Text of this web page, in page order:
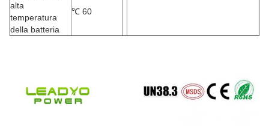
alta
temperatura
della batteria
℃ 60